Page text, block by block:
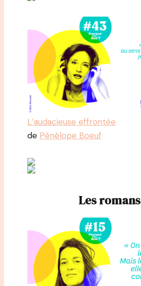
L’audacieuse effrontée
de Pénélope Boeuf
Les romans